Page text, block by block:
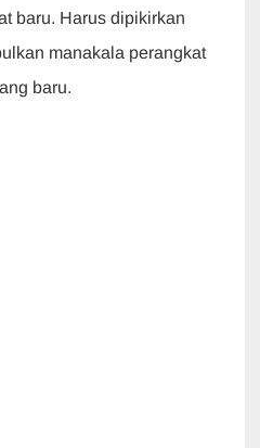
baru. Harus dipikirkan
manakala perangkat
baru.